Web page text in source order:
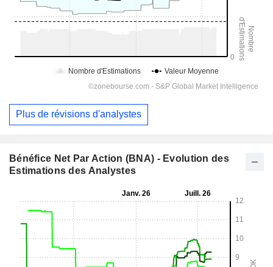
Plus de révisions d'analystes
Bénéfice Net Par Action (BNA) - Evolution des
Estimations des Analystes